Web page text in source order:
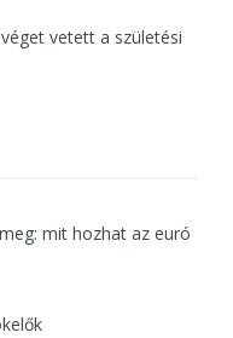
vetett a születési
mit hozhat az euró